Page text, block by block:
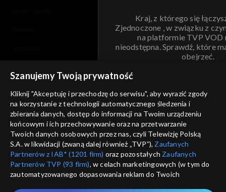
Kraj, z którego się
Zjednoczone , w związku z
na platformie TVP VOD
nieodstępna. Sprawdź, które
obejrzeć.
ANULUJ
informacje o dostawcy usług
Szanujemy Twoją prywatność
Kliknij "Akceptuję i przechodzę do serwisu", aby wyrazić zgody
na korzystanie z technologii automatycznego śledzenia i
zbierania danych, dostęp do informacji na Twoim urządzeniu
końcowym i ich przechowywanie oraz na przetwarzanie
Twoich danych osobowych przez nas, czyli Telewizję Polską
S.A. w likwidacji (zwaną dalej również „TVP”), Zaufanych
Partnerów z IAB* (1201 firm) oraz pozostałych Zaufanych
Partnerów TVP (93 firm), w celach marketingowych (w tym do
zautomatyzowanego dopasowania reklam do Twoich